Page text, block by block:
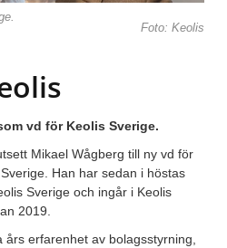
Foto: Keolis
vd för Keolis Sverige.
Mikael Wågberg till ny vd för
Han har sedan i höstas
Sverige och ingår i Keolis
2019.
erfarenhet av bolagsstyrning,